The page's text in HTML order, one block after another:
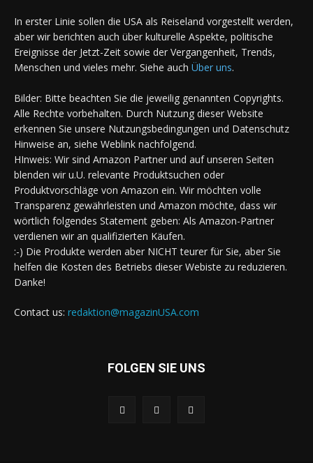
In erster Linie sollen die USA als Reiseland vorgestellt werden,
aber wir berichten auch über kulturelle Aspekte, politische
Ereignisse der Jetzt-Zeit sowie der Vergangenheit, Trends,
Menschen und vieles mehr. Siehe auch Über uns.
Bilder: Bitte beachten Sie die jeweilig genannten Copyrights.
Alle Rechte vorbehalten. Durch Nutzung dieser Website
erkennen Sie unsere Nutzungsbedingungen und Datenschutz
Hinweise an, siehe Weblink nachfolgend.
HInweis: Wir sind Amazon Partner und auf unseren Seiten
blenden wir u.U. relevante Produktsuchen oder
Produktvorschläge von Amazon ein. Wir möchten volle
Transparenz gewährleisten und Amazon möchte, dass wir
wörtlich folgendes Statement geben: Als Amazon-Partner
verdienen wir an qualifizierten Käufen.
:-) Die Produkte werden aber NICHT teurer für Sie, aber Sie
helfen die Kosten des Betriebs dieser Webiste zu reduzieren.
Danke!
Contact us: redaktion@magazinUSA.com
FOLGEN SIE UNS